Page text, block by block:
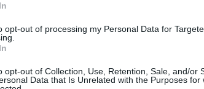
opt-out of processing my Personal Data for
opt-out of Collection, Use, Retention, Sale, and/or
Data that Is Unrelated with the Purposes for
πλήρως στις ανάγκες του τελικού
τιμή, με ελάχιστο κόστος χρήσης και
το 3MX θα αποτελέσει τον νέο, αξιόπιστο
των logistics – και όχι μόνο σ’ αυτό”.